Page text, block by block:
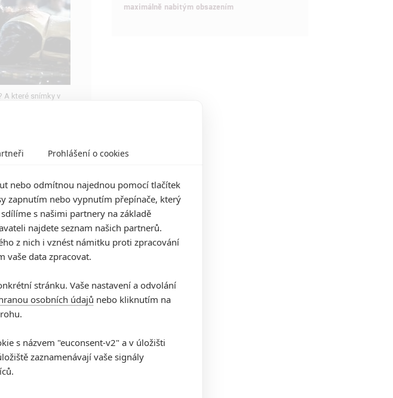
A které snímky v
manipulátora v
a celou řadu dalších
Del Toro,
podrobností o
maximálně nabitým obsazením
Prohlášení o cookies
nebo odmítnou najednou pomocí tlačítek
zapnutím nebo vypnutím přepínače, který
s našimi partnery na základě
najdete seznam našich partnerů.
z nich i vznést námitku proti zpracování
vaše data zpracovat.
stránku. Vaše nastavení a odvolání
osobních údajů nebo kliknutím na
s názvem "euconsent-v2" a v úložišti
zaznamenávají vaše signály